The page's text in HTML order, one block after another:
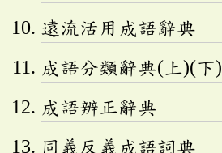
遠流活用成語辭典
成語分類辭典(上)(下)
成語辨正辭典
同義反義成語詞典